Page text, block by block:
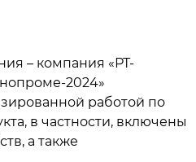
– компания «РТ-
2024»
работой по
в частности, включены
а также